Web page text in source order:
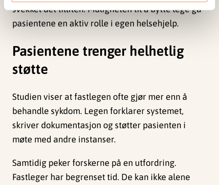
svekket det tilliten. Muligheten til å bytte lege ga
pasientene en aktiv rolle i egen helsehjelp.
Pasientene trenger helhetlig
støtte
Studien viser at fastlegen ofte gjør mer enn å
behandle sykdom. Legen forklarer systemet,
skriver dokumentasjon og støtter pasienten i
møte med andre instanser.
Samtidig peker forskerne på en utfordring.
Fastleger har begrenset tid. De kan ikke alene